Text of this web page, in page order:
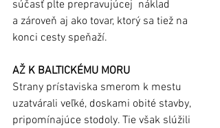
súčasť plte prepravujúcej  náklad
a zároveň aj ako tovar, ktorý sa tiež na
konci cesty speňaží.
AŽ K BALTICKÉMU MORU
Strany prístaviska smerom k mestu
uzatvárali veľké, doskami obité stavby,
pripomínajúce stodoly. Tie však slúžili